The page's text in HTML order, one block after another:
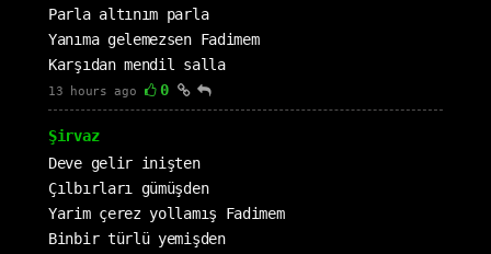
Parla altınım parla
Yanıma gelemezsen Fadimem
Karşıdan mendil salla
13 hours ago 0
Şirvaz
Deve gelir inişten
Çılbırları gümüşden
Yarim çerez yollamış Fadimem
Binbir türlü yemişden